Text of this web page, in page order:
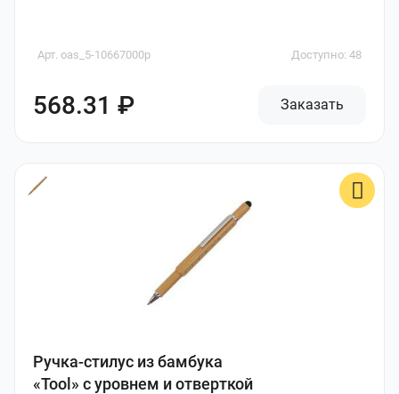
Арт. oas_5-10667000p Доступно: 48
568.31 ₽ Заказать
Ручка-стилус из бамбука
«Tool» с уровнем и отверткой